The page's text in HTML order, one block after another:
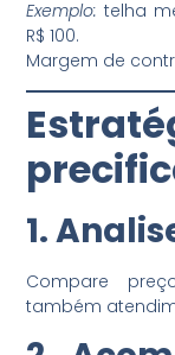
Exemplo: telha
R$ 100.
Margem de
1.
Compare
também